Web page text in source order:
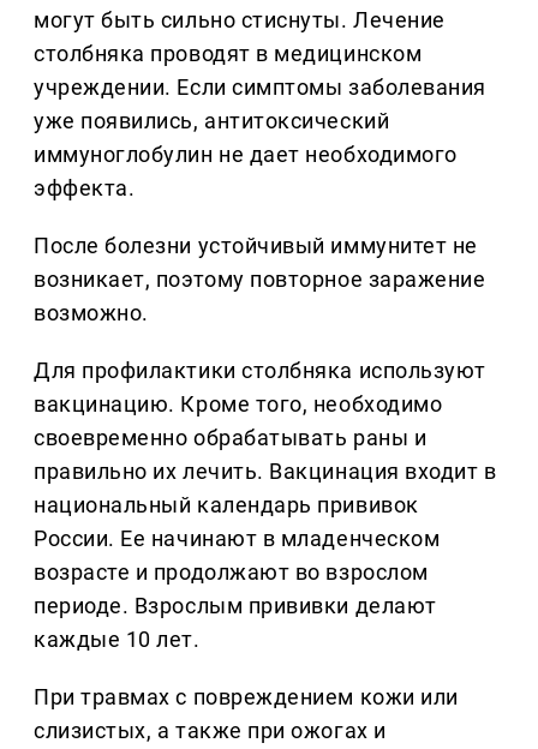
могут быть сильно стиснуты. Лечение
столбняка проводят в медицинском
учреждении. Если симптомы заболевания
уже появились, антитоксический
иммуноглобулин не дает необходимого
эффекта.
После болезни устойчивый иммунитет не
возникает, поэтому повторное заражение
возможно.
Для профилактики столбняка используют
вакцинацию. Кроме того, необходимо
своевременно обрабатывать раны и
правильно их лечить. Вакцинация входит в
национальный календарь прививок
России. Ее начинают в младенческом
возрасте и продолжают во взрослом
периоде. Взрослым прививки делают
каждые 10 лет.
При травмах с повреждением кожи или
слизистых, а также при ожогах и